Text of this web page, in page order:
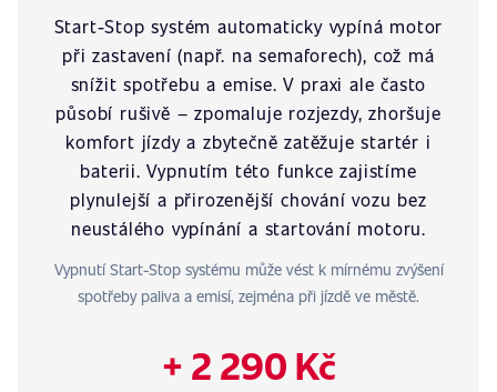
Start-Stop systém automaticky vypíná motor
při zastavení (např. na semaforech), což má
snížit spotřebu a emise. V praxi ale často
působí rušivě – zpomaluje rozjezdy, zhoršuje
komfort jízdy a zbytečně zatěžuje startér i
baterii. Vypnutím této funkce zajistíme
plynulejší a přirozenější chování vozu bez
neustálého vypínání a startování motoru.
Vypnutí Start-Stop systému může vést k mírnému zvýšení
spotřeby paliva a emisí, zejména při jízdě ve městě.
+ 2 290 Kč